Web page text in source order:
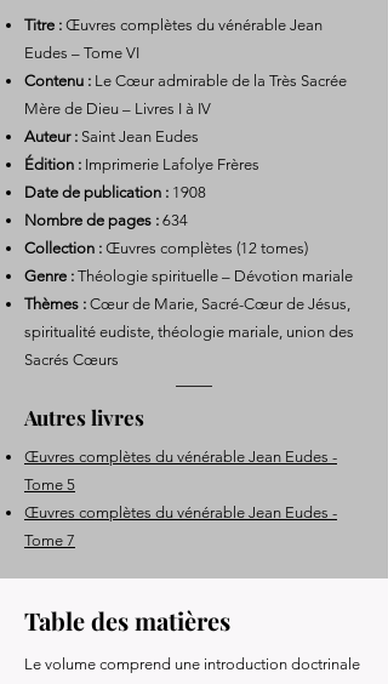
Titre : Œuvres complètes du vénérable Jean
Eudes – Tome VI
Contenu : Le Cœur admirable de la Très Sacrée
Mère de Dieu – Livres I à IV
Auteur : Saint Jean Eudes
Édition : Imprimerie Lafolye Frères
Date de publication : 1908
Nombre de pages : 634
Collection : Œuvres complètes (12 tomes)
Genre : Théologie spirituelle – Dévotion mariale
Thèmes : Cœur de Marie, Sacré-Cœur de Jésus,
spiritualité eudiste, théologie mariale, union des
Sacrés Cœurs
Autres livres
Œuvres complètes du vénérable Jean Eudes -
Tome 5
Œuvres complètes du vénérable Jean Eudes -
Tome 7
Table des matières
Le volume comprend une introduction doctrinale